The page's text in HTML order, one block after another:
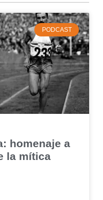
PODCAST
homenaje a
la mítica